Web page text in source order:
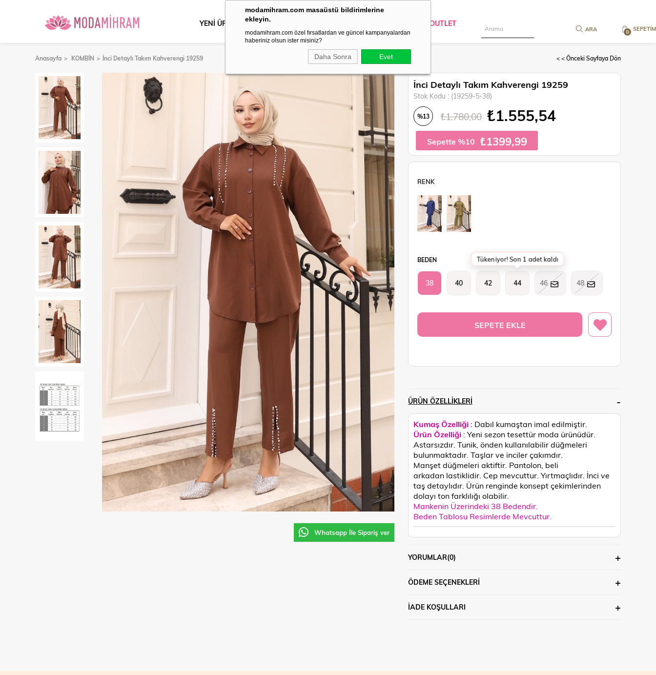
modamihram.com masaüstü bildirimlerine
ekleyin.
modamihram.com özel fırsatlardan ve güncel kampanyalardan
haberiniz olsun ister misiniz?
Daha Sonra Evet
SEPETIM
0
YENİ ÜRÜNLER DIŞ GİYİM OUTLET
Anasayfa KOMBİN İnci Detaylı Takım Kahverengi 19259 < < Önceki Sayfaya Dön
Whatsapp İle Sipariş ver
İnci Detaylı Takım Kahverengi 19259
Stok Kodu (19259-5-38)
%13 ₺1.780,00 ₺1.555,54
Sepette %10 ₺1399,99
BEDEN
38 40 42 44 46 48
ÜRÜN ÖZELLIKLERI
Kumaş Özelliği : Dabıl kumaştan imal edilmiştir.
Ürün Özelliği : Yeni sezon tesettür moda ürünüdür.
Astarsızdır. Tunik, önden kullanılabilir düğmeleri
bulunmaktadır. Taşlar ve inciler çakımdır.
Manşet düğmeleri aktiftir. Pantolon, beli
arkadan lastiklidir. Cep mevcuttur. Yırtmaçlıdır. İnci ve
taş detaylıdır. Ürün renginde konsept çekimlerinden
dolayı ton farklılığı olabilir.
Mankenin Üzerindeki 38 Bedendir.
Beden Tablosu Resimlerde Mevcuttur.
YORUMLAR(0)
ÖDEME SEÇENEKLERI
İADE KOŞULLARI
Tükeniyor! Son 1 adet kaldı